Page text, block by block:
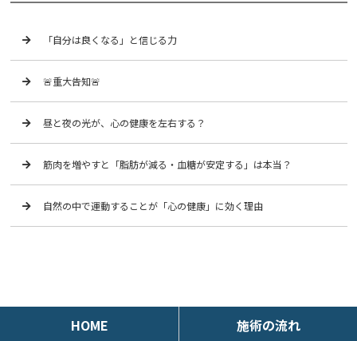
「自分は良くなる」と信じる力
🚨重大告知🚨
昼と夜の光が、心の健康を左右する？
筋肉を増やすと「脂肪が減る・血糖が安定する」は本当？
自然の中で運動することが「心の健康」に効く理由
HOME
施術の流れ